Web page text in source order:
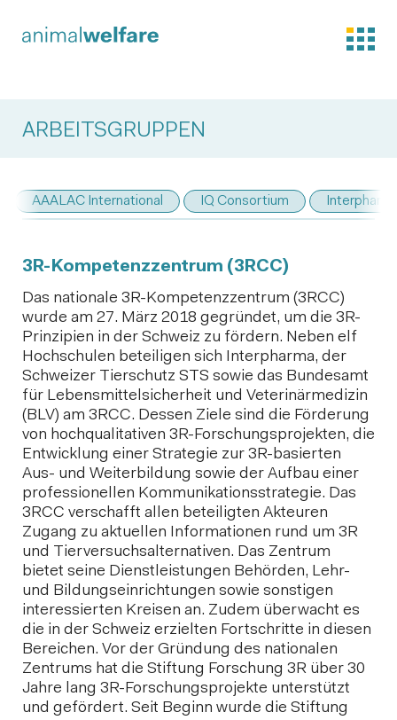
ARBEITSGRUPPEN
AAALAC International IQ Consortium
3R-Kompetenzzentrum (3RCC)
Das nationale 3R-Kompetenzzentrum (3RCC)
wurde am 27. März 2018 gegründet, um die 3R-
Prinzipien in der Schweiz zu fördern. Neben elf
Hochschulen beteiligen sich Interpharma, der
Schweizer Tierschutz STS sowie das Bundesamt
für Lebensmittelsicherheit und Veterinärmedizin
(BLV) am 3RCC. Dessen Ziele sind die Förderung
von hochqualitativen 3R-Forschungsprojekten, die
Entwicklung einer Strategie zur 3R-basierten
Aus- und Weiterbildung sowie der Aufbau einer
professionellen Kommunikationsstrategie. Das
3RCC verschafft allen beteiligten Akteuren
Zugang zu aktuellen Informationen rund um 3R
und Tierversuchsalternativen. Das Zentrum
bietet seine Dienstleistungen Behörden, Lehr-
und Bildungseinrichtungen sowie sonstigen
interessierten Kreisen an. Zudem überwacht es
die in der Schweiz erzielten Fortschritte in diesen
Bereichen. Vor der Gründung des nationalen
Zentrums hat die Stiftung Forschung 3R über 30
Jahre lang 3R-Forschungsprojekte unterstützt
und gefördert. Seit Beginn wurde die Stiftung